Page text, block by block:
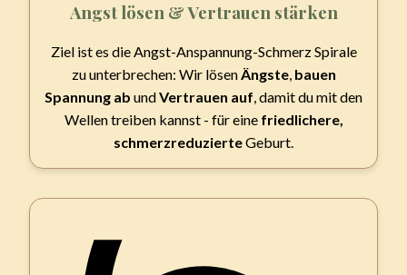
Angst lösen & Vertrauen stärken
Ziel ist es die Angst-Anspannung-Schmerz Spirale
zu unterbrechen: Wir lösenÄngste, bauen
Spannung ab undVertrauen auf, damit du mit den
Wellen treiben kannst - für eine friedlichere,
schmerzreduzierteGeburt.